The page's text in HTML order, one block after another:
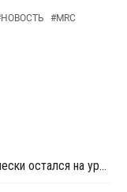
НОВОСТЬ #MRC
Импорт ВХМ в Китай в 2023 году практически остался на уровне прошлого года